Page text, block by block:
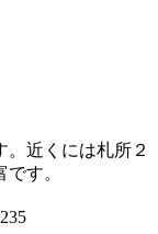
近くには札所２
す。